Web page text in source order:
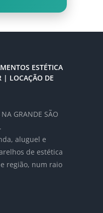
ESTÉTICA
| LOCAÇÃO DE
GRANDE SÃO
aluguel e
de estética
região, num raio